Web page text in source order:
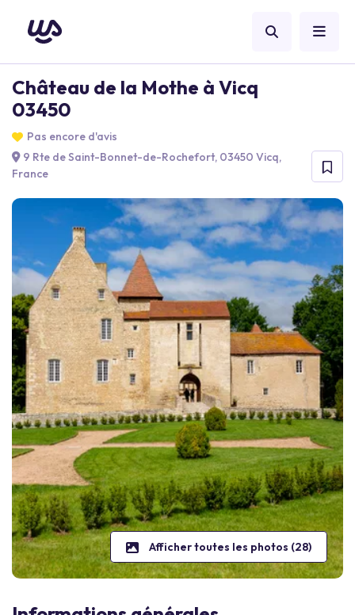
Château de la Mothe à Vicq
03450
Pas encore d'avis
9 Rte de Saint-Bonnet-de-Rochefort, 03450 Vicq,
France
Afficher toutes les photos (28)